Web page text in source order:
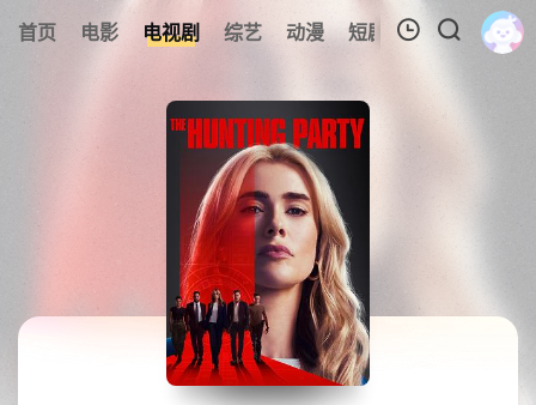
首页 电影 电视剧 综艺 动漫 短剧 今日更新
0
暂无观看影片的记录